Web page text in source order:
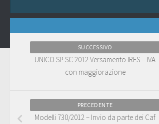
SUCCESSIVO
UNICO SP SC 2012 Versamento IRES – IVA
con maggiorazione
PRECEDENTE
Modelli 730/2012 – Invio da parte dei Caf